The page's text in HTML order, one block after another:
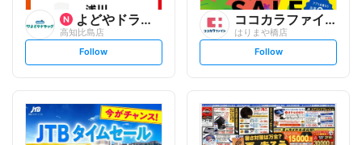
よどやドラッグ
高知比島店
s
t
l
w
Follow
ココカラファイン
はりまや橋店
s
t
l
o
w
Follow